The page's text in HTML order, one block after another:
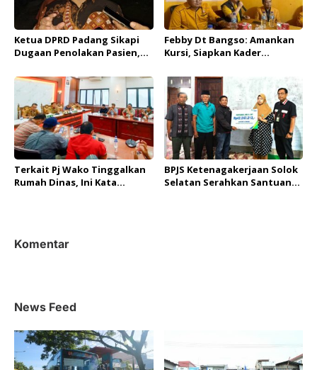
Ketua DPRD Padang Sikapi
Dugaan Penolakan Pasien,
Dinkes Bakal Dipanggil
Febby Dt Bangso: Amankan
Kursi, Siapkan Kader
Terkait Pj Wako Tinggalkan
Rumah Dinas, Ini Kata
BPJS Ketenagakerjaan Solok
Selatan Serahkan Santuan
Komentar
News Feed